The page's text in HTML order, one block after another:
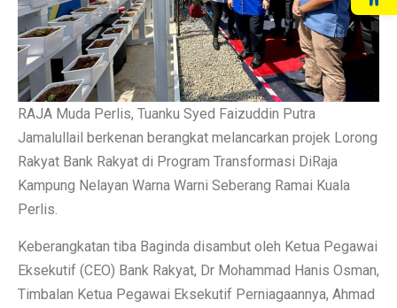
RAJA Muda Perlis, Tuanku Syed Faizuddin Putra
Jamalullail berkenan berangkat melancarkan projek Lorong
Rakyat Bank Rakyat di Program Transformasi DiRaja
Kampung Nelayan Warna Warni Seberang Ramai Kuala
Perlis.
Keberangkatan tiba Baginda disambut oleh Ketua Pegawai
Eksekutif (CEO) Bank Rakyat, Dr Mohammad Hanis Osman,
Timbalan Ketua Pegawai Eksekutif Perniagaannya, Ahmad